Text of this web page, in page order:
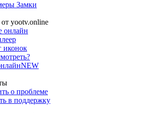
Замки
yootv.online
онлайн
иконок
NEW
о проблеме
в поддержку